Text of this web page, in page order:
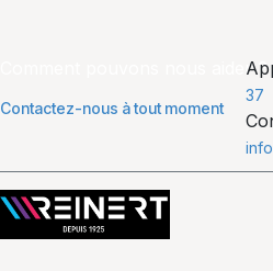
Comment pouvons nous aider ?
Contactez-nous à tout moment
37